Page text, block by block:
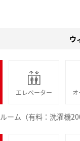
ウ
エレベーター
ーム（有料：洗濯機